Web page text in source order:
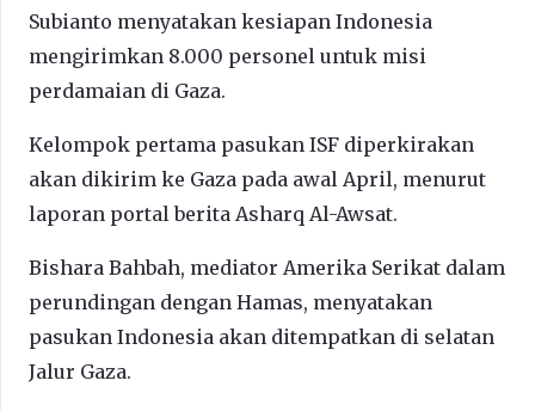
Subianto menyatakan kesiapan Indonesia
mengirimkan 8.000 personel untuk misi
perdamaian di Gaza.
Kelompok pertama pasukan ISF diperkirakan
akan dikirim ke Gaza pada awal April, menurut
laporan portal berita Asharq Al-Awsat.
Bishara Bahbah, mediator Amerika Serikat dalam
perundingan dengan Hamas, menyatakan
pasukan Indonesia akan ditempatkan di selatan
Jalur Gaza.